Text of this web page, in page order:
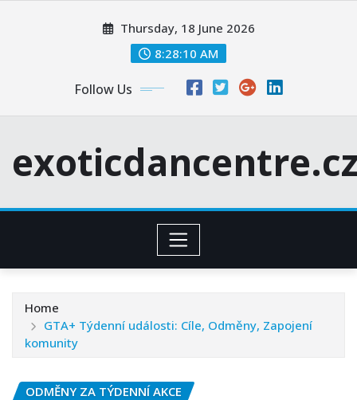
Thursday, 18 June 2026
8:28:11 AM
Follow Us
Home
GTA+ Týdenní události: Cíle, Odměny, Zapojení
komunity
ODMĚNY ZA TÝDENNÍ AKCE